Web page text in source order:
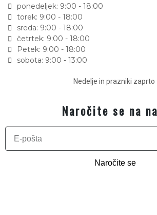
ponedeljek: 9:00 - 18:00
torek: 9:00 - 18:00
sreda: 9:00 - 18:00
četrtek: 9:00 - 18:00
Petek: 9:00 - 18:00
sobota: 9:00 - 13:00
Nedelje in prazniki zaprto
Naročite se na
Naročite se